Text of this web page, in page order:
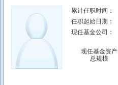
累计任职时间：
任职起始日期：
现任基金公司：
现任基金资产
总规模